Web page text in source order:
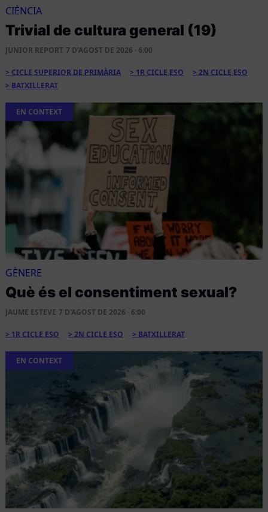
CIÈNCIA
Trivial de cultura general (19)
JUNIOR REPORT 7 D'AGOST DE 2026 · 6:00
CICLE SUPERIOR DE PRIMÀRIA 1R CICLE ESO
2N CICLE ESO
BATXILLERAT
EN CONTEXT
GÈNERE
Què és el consentiment sexual?
JAUME ESTEVE 7 D'AGOST DE 2026 · 6:00
1R CICLE ESO 2N CICLE ESO BATXILLERAT
EN CONTEXT